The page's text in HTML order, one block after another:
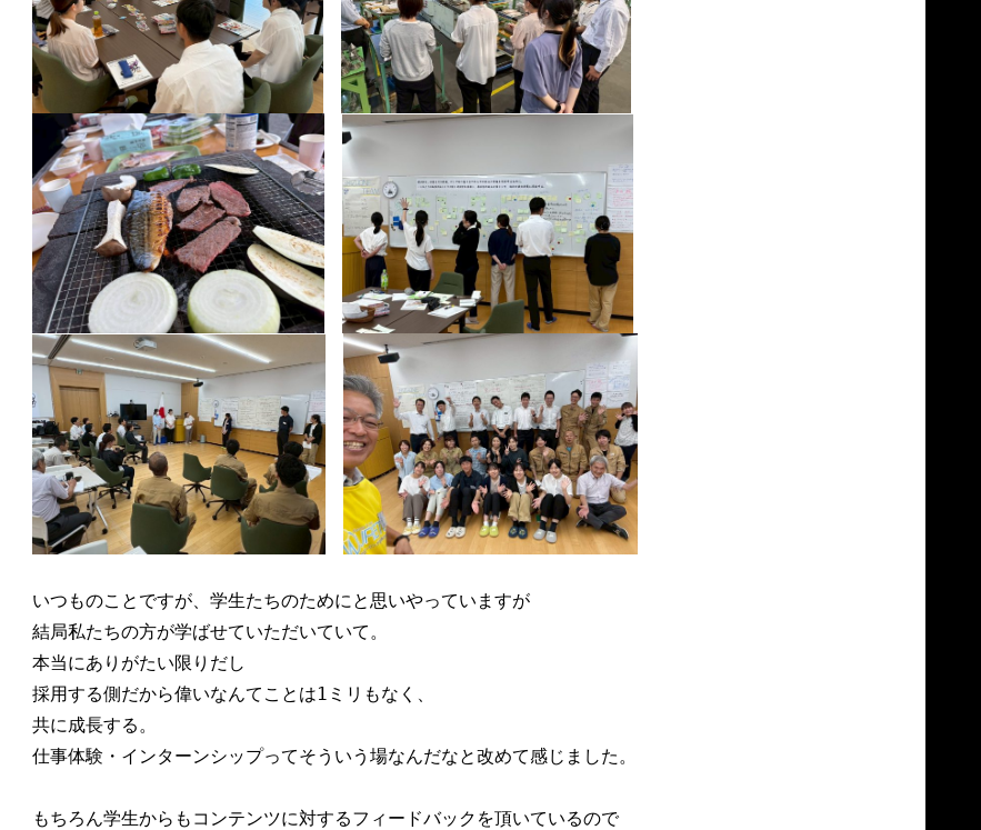
いつものことですが、学生たちのためにと思いやっていますが
結局私たちの方が学ばせていただいていて。
本当にありがたい限りだし
採用する側だから偉いなんてことは1ミリもなく、
共に成長する。
仕事体験・インターンシップってそういう場なんだなと改めて感じました。
もちろん学生からもコンテンツに対するフィードバックを頂いているので